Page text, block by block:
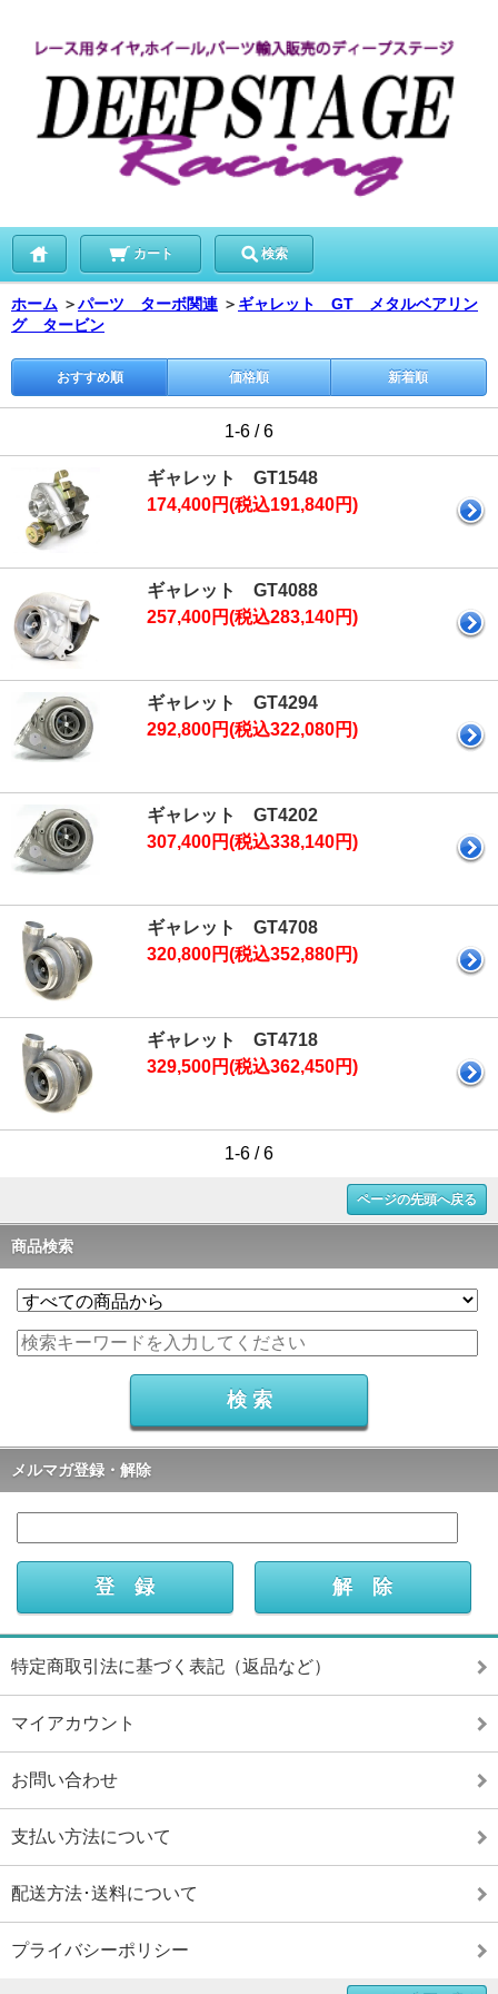
カート 検索
ホーム ＞パーツ ターボ関連 ＞ ギャレット GT メタルベアリン
グ タービン
おすすめ順 価格順 新着順
1-6 / 6
ギャレット GT1548
174,400円(税込191,840円)
ギャレット GT4088
257,400円(税込283,140円)
ギャレット GT4294
292,800円(税込322,080円)
ギャレット GT4202
307,400円(税込338,140円)
ギャレット GT4708
320,800円(税込352,880円)
ギャレット GT4718
329,500円(税込362,450円)
1-6 / 6
ページの先頭へ戻る
商品検索
メルマガ登録・解除
特定商取引法に基づく表記（返品など）
マイアカウント
お問い合わせ
支払い方法について
配送方法･送料について
プライバシーポリシー